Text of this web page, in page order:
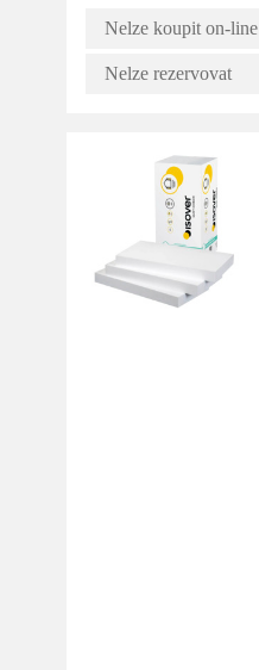
Nelze koupit on-line
Nelze rezervovat